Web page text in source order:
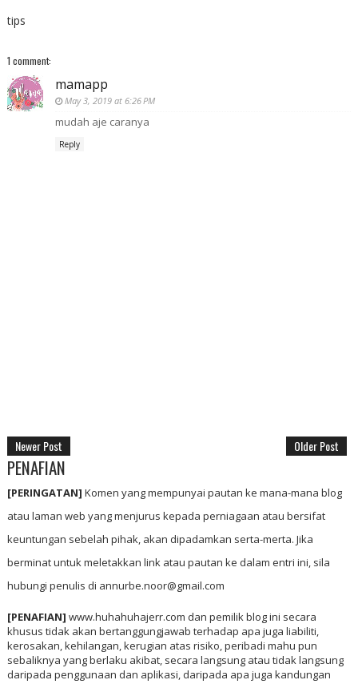
tips
1 comment:
mamapp
May 3, 2019 at 6:26 PM
mudah aje caranya
Reply
Newer Post Older Post
PENAFIAN
[PERINGATAN] Komen yang mempunyai pautan ke mana-mana blog
atau laman web yang menjurus kepada perniagaan atau bersifat
keuntungan sebelah pihak, akan dipadamkan serta-merta. Jika
berminat untuk meletakkan link atau pautan ke dalam entri ini, sila
hubungi penulis di annurbe.noor@gmail.com
[PENAFIAN] www.huhahuhajerr.com dan pemilik blog ini secara
khusus tidak akan bertanggungjawab terhadap apa juga liabiliti,
kerosakan, kehilangan, kerugian atas risiko, peribadi mahu pun
sebaliknya yang berlaku akibat, secara langsung atau tidak langsung
daripada penggunaan dan aplikasi, daripada apa juga kandungan